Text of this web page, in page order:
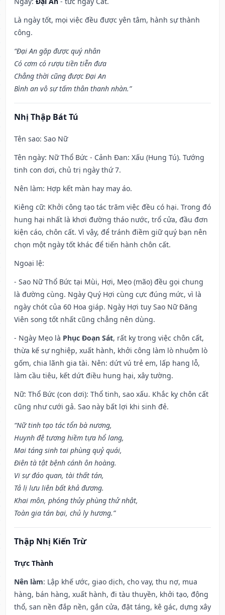
Là ngày tốt, mọi việc đều được yên tâm, hành sự thành
công.
“Đại An gặp được quý nhân
Có cơm có rượu tiền tiễn đưa
Chẳng thời cũng được Đại An
Bình an vô sự tấm thân thanh nhàn.”
Nhị Thập Bát Tú
Tên sao: Sao Nữ
Tên ngày: Nữ Thổ Bức - Cảnh Đan: Xấu (Hung Tú). Tướng
tinh con dơi, chủ trị ngày thứ 7.
Nên làm: Hợp kết màn hay may áo.
Kiêng cữ: Khởi công tạo tác trăm việc đều có hại. Trong đó
hung hại nhất là khơi đường tháo nước, trổ cửa, đầu đơn
kiện cáo, chôn cất. Vì vậy, để tránh điềm giữ quý bạn nên
chọn một ngày tốt khác để tiến hành chôn cất.
Ngoại lệ:
- Sao Nữ Thổ Bức tại Mùi, Hợi, Mẹo (mão) đều gọi chung
là đường cùng. Ngày Quý Hợi cùng cực đúng mức, vì là
ngày chót của 60 Hoa giáp. Ngày Hợi tuy Sao Nữ Đăng
Viên song tốt nhất cũng chẳng nên dùng.
- Ngày Mẹo là Phục Đoạn Sát, rất kỵ trong việc chôn cất,
thừa kế sự nghiệp, xuất hành, khởi công làm lò nhuộm lò
gốm, chia lãnh gia tài. Nên: dứt vú trẻ em, lấp hang lỗ,
làm cầu tiêu, kết dứt điều hung hại, xây tường.
Nữ: Thổ Bức (con dơi): Thổ tinh, sao xấu. Khắc kỵ chôn cất
cũng như cưới gả. Sao này bất lợi khi sinh đẻ.
“Nữ tinh tạo tác tổn bà nương,
Huynh đệ tương hiềm tựa hổ lang,
Mai táng sinh tai phùng quỷ quái,
Điên tà tật bệnh cánh ôn hoàng.
Vi sự đáo quan, tài thất tán,
Tả lị lưu liên bất khả đương.
Khai môn, phóng thủy phùng thử nhật,
Toàn gia tán bại, chủ ly hương.”
Thập Nhị Kiến Trừ
Trực Thành
Nên làm: Lập khế ước, giao dịch, cho vay, thu nợ, mua
hàng, bán hàng, xuất hành, đi tàu thuyền, khởi tạo, động
thổ, san nền đắp nền, gắn cửa, đặt táng, kê gác, dựng xây